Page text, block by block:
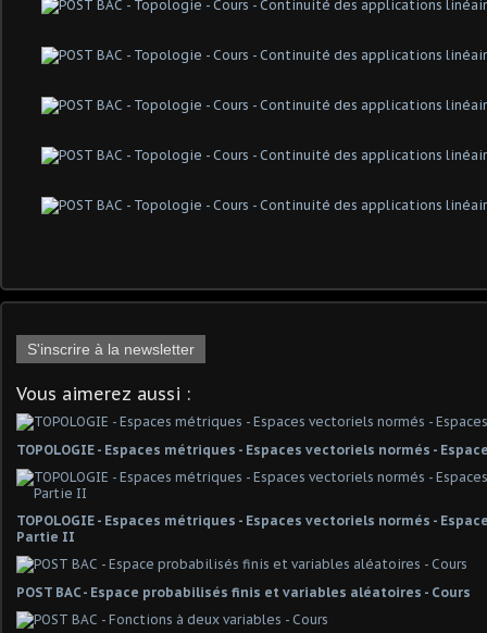
S'inscrire à la newsletter
Vous aimerez aussi :
TOPOLOGIE - Espaces métriques - Espaces vectoriels normés -
TOPOLOGIE - Espaces métriques - Espaces vectoriels normés -
Partie II
POST BAC - Espace probabilisés finis et variables aléatoires - Cours